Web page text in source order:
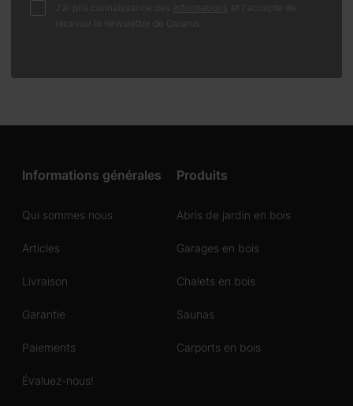
J'ai pris connaissance des informations
et j'accepte de
recevoir la newsletter de Galanis
Informations générales
Qui sommes nous
Articles
Livraison
Garantie
Paiements
Évaluez-nous!
Produits
Abris de jardin en bois
Garages en bois
Chalets en bois
Saunas
Carports en bois